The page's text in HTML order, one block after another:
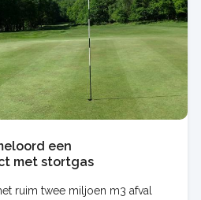
een
met stortgas
ruim twee miljoen m3 afval